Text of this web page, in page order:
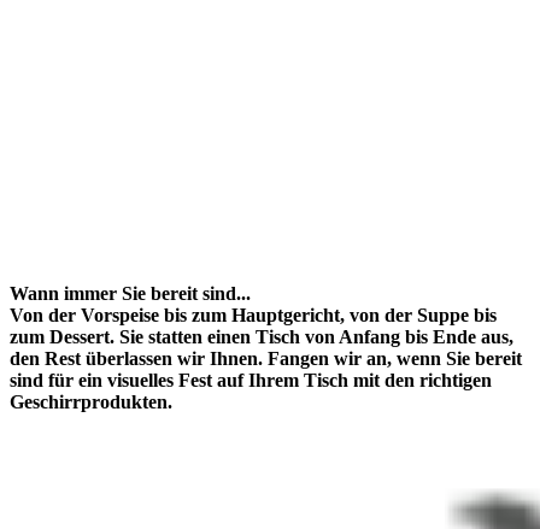
Wann immer Sie bereit sind...
Von der Vorspeise bis zum Hauptgericht, von der Suppe bis
zum Dessert. Sie statten einen Tisch von Anfang bis Ende aus,
den Rest überlassen wir Ihnen. Fangen wir an, wenn Sie bereit
sind für ein visuelles Fest auf Ihrem Tisch mit den richtigen
Geschirrprodukten.